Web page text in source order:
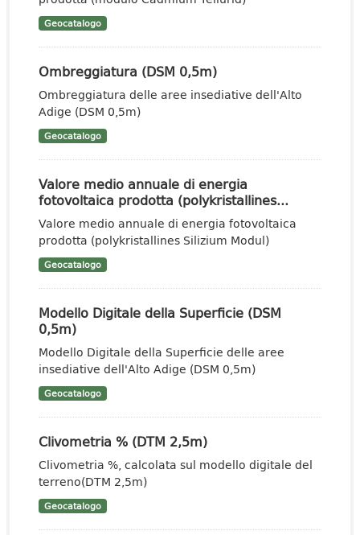
Geocatalogo
Ombreggiatura (DSM 0,5m)
Ombreggiatura delle aree insediative dell'Alto
Adige (DSM 0,5m)
Geocatalogo
Valore medio annuale di energia
fotovoltaica prodotta (polykristallines...
Valore medio annuale di energia fotovoltaica
prodotta (polykristallines Silizium Modul)
Geocatalogo
Modello Digitale della Superficie (DSM
0,5m)
Modello Digitale della Superficie delle aree
insediative dell'Alto Adige (DSM 0,5m)
Geocatalogo
Clivometria % (DTM 2,5m)
Clivometria %, calcolata sul modello digitale del
terreno(DTM 2,5m)
Geocatalogo